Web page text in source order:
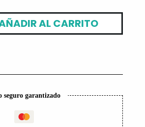
AL CARRITO
seguro garantizado